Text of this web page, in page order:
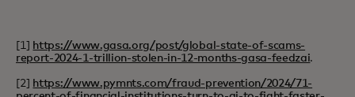
[1]
https://www.gasa.org/post/global-state-of-scams-
report-2024-1-trillion-stolen-in-12-months-gasa-feedzai.
[2]
https://www.pymnts.com/fraud-prevention/2024/71-